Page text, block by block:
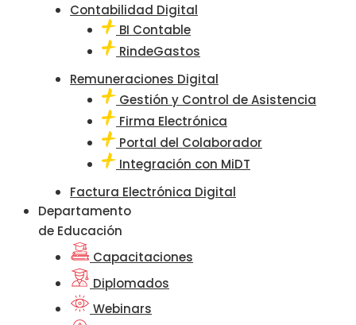
Contabilidad Digital
BI Contable
RindeGastos
Remuneraciones Digital
Gestión y Control de Asistencia
Firma Electrónica
Portal del Colaborador
Integración con MiDT
Factura Electrónica Digital
Departamento
de Educación
Capacitaciones
Diplomados
Webinars